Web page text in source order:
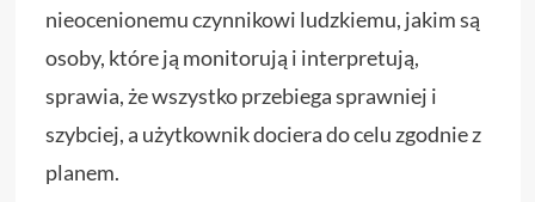
nieocenionemu czynnikowi ludzkiemu, jakim są
osoby, które ją monitorują i interpretują,
sprawia, że wszystko przebiega sprawniej i
szybciej, a użytkownik dociera do celu zgodnie z
planem.